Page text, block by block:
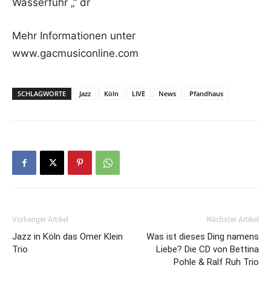
Wasserfuhr „“ dr
Mehr Informationen unter
www.gacmusiconline.com
SCHLAGWORTE Jazz Köln LIVE News Pfandhaus
Vorheriger Artikel
Jazz in Köln das Omer Klein
Trio
Nächster Artikel
Was ist dieses Ding namens
Liebe? Die CD von Bettina
Pohle & Ralf Ruh Trio